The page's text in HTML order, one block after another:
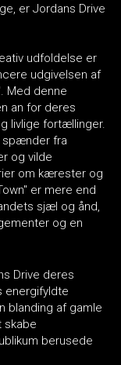
er Jordans Drive
udfoldelse er
udgivelsen af
Med denne
an for deres
livlige fortællinger.
spænder fra
og vilde
om kærester og
er mere end
sjæl og ånd,
og en
Drive deres
energifyldte
blanding af gamle
skabe
berusede